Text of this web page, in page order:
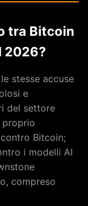
tra Bitcoin
2026?
stesse accuse
e
del settore
proprio
Bitcoin;
i modelli AI
compreso